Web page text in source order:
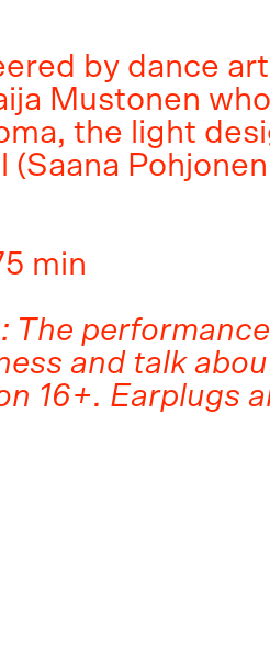
by dance
Mustonen
the light
(Saana
min
The
and talk
16+. Earplugs